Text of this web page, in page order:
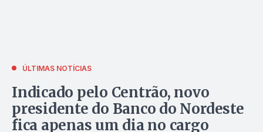
ÚLTIMAS NOTÍCIAS
Indicado pelo Centrão, novo
presidente do Banco do Nordeste
fica apenas um dia no cargo